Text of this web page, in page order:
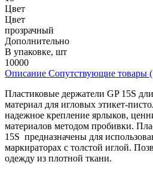
Цвет
Цвет
прозрачный
Дополнительно
В упаковке, шт
10000
Описание Сопутствующие товары
Пластиковые держатели GP 15S
материал для игловых этикет-
надежное крепление ярлыков,
материалов методом пробивки.
15S предназначены для
маркираторах с толстой иглой.
одежду из плотной ткани.